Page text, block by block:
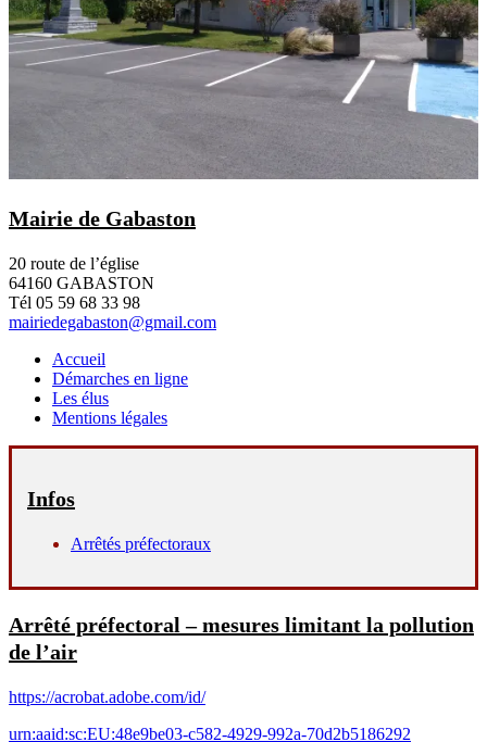
Mairie de Gabaston
20 route de l’église
64160 GABASTON
Tél 05 59 68 33 98
mairiedegabaston@gmail.com
Accueil
Démarches en ligne
Les élus
Mentions légales
Infos
Arrêtés préfectoraux
Arrêté préfectoral – mesures limitant la pollution
de l’air
https://acrobat.adobe.com/id/
urn:aaid:sc:EU:48e9be03-c582-4929-992a-70d2b5186292